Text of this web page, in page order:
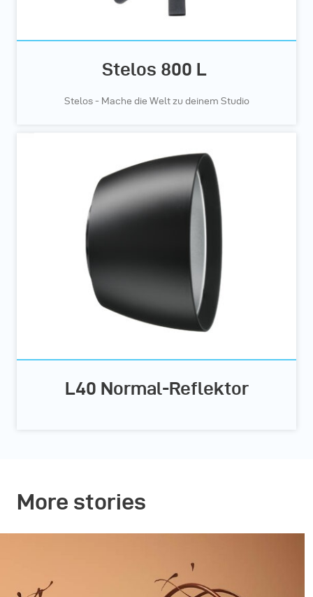
Stelos 800 L
Stelos - Mache die Welt zu deinem Studio
L40 Normal-Reflektor
More stories